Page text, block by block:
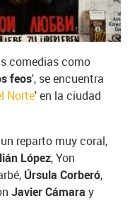
comedias como
feos', se encuentra
Norte' en la ciudad
reparto muy coral,
López, Yon
Úrsula Corberó,
Javier Cámara y